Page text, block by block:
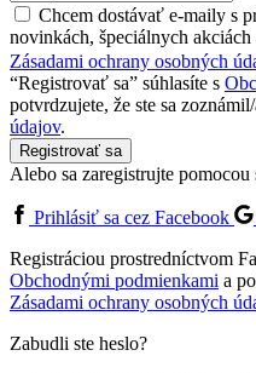
Chcem dostávať e-maily s
novinkách, špeciálnych
Zásadami ochrany osobných
“Registrovať sa” súhlasíte s
potvrdzujete, že ste sa
údajov.
Registrovať sa
Alebo sa zaregistrujte pomocou
Prihlásiť sa cez Facebook
Registráciou prostredníctvom
Obchodnými podmienkami a
Zásadami ochrany osobných
Zabudli ste heslo?